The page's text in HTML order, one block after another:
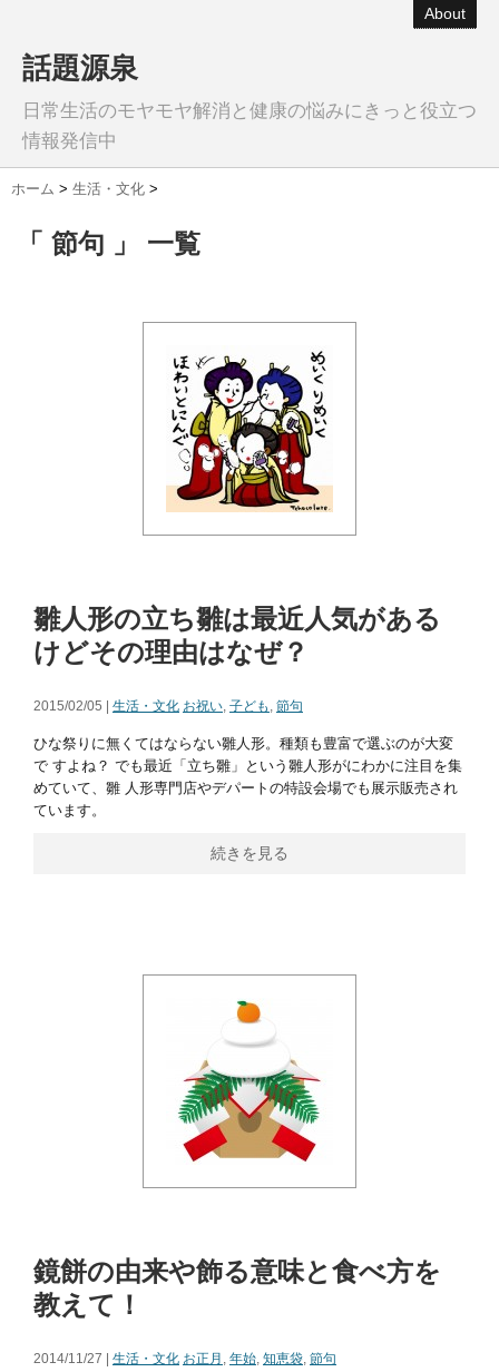
About
話題源泉
日常生活のモヤモヤ解消と健康の悩みにきっと役立つ
情報発信中
ホーム > 生活・文化 >
「 節句 」 一覧
雛人形の立ち雛は最近人気がある
けどその理由はなぜ？
2015/02/05 | 生活・文化 お祝い, 子ども , 節句
ひな祭りに無くてはならない雛人形。種類も豊富で選ぶのが大変
で すよね？ でも最近「立ち雛」という雛人形がにわかに注目を集
めていて、雛 人形専門店やデパートの特設会場でも展示販売され
ています。
続きを見る
鏡餅の由来や飾る意味と食べ方を
教えて！
2014/11/27 | 生活・文化 お正月 , 年始, 知恵袋, 節句